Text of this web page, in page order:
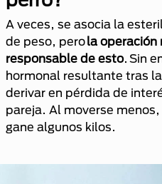
A veces, se asocia la
de peso, perola operación
responsable de esto. Sin
hormonal resultante tras
derivar en pérdida de
pareja. Al moverse
gane algunos kilos.